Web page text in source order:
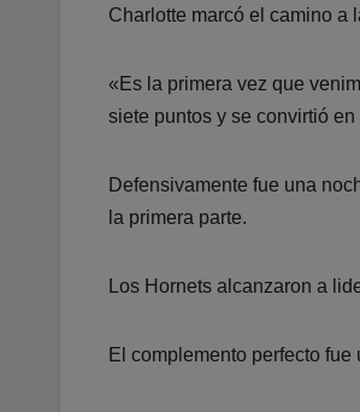
Charlotte marcó el camino a
«Es la primera vez que
siete puntos y se convirtió
Defensivamente fue una
la primera parte.
Los Hornets alcanzaron a
El complemento perfecto